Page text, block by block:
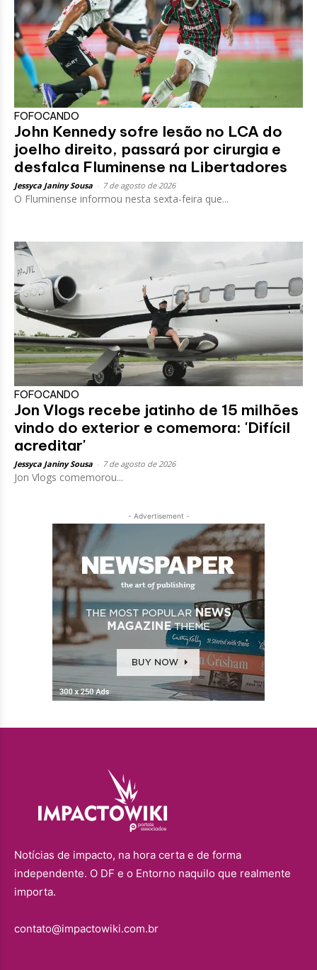
FOFOCANDO
John Kennedy sofre lesão no LCA do
joelho direito, passará por cirurgia e
desfalca Fluminense na Libertadores
Jessyca Janiny Sousa 7 de agosto de 2026
O Fluminense informou nesta sexta-feira que...
FOFOCANDO
Jon Vlogs recebe jatinho de 15 milhões
vindo do exterior e comemora: 'Difícil
acreditar'
Jessyca Janiny Sousa 7 de agosto de 2026
Jon Vlogs comemorou...
- Advertisement -
Notícias de impacto, na hora certa e de forma
independente. O DF e o Entorno naquilo que realmente
importa.
contato@impactowiki.com.br